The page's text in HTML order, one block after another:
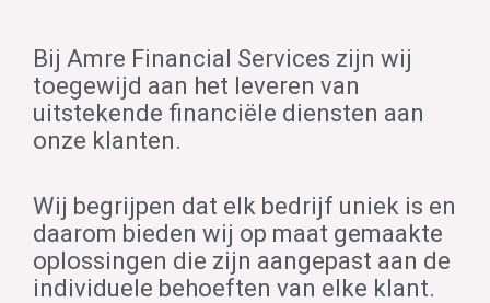
Bij Amre Financial Services zijn wij
toegewijd aan het leveren van
uitstekende financiële diensten aan
onze klanten.
Wij begrijpen dat elk bedrijf uniek is en
daarom bieden wij op maat gemaakte
oplossingen die zijn aangepast aan de
individuele behoeften van elke klant.